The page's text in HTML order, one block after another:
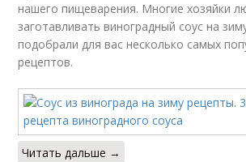
нашего пищеварения. Многие хозяйки
заготавливать виноградный соус на
подобрали для вас несколько самых
рецептов.
Читать дальше →